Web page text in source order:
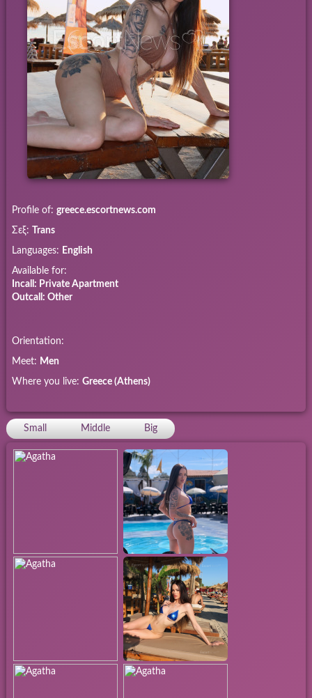
Profile of: greece.escortnews.com
Σεξ: Trans
Languages: English
Available for:
Incall: Private Apartment
Outcall: Other
Orientation:
Meet: Men
Where you live: Greece (Athens)
Small Middle Big